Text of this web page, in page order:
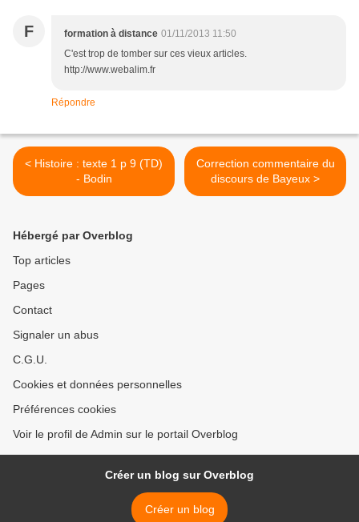
F formation à distance 01/11/2013 11:50
C'est trop de tomber sur ces vieux articles.
http://www.webalim.fr
Répondre
< Histoire : texte 1 p 9 (TD)
- Bodin
Correction commentaire du
discours de Bayeux >
Hébergé par Overblog
Top articles
Pages
Contact
Signaler un abus
C.G.U.
Cookies et données personnelles
Préférences cookies
Voir le profil de Admin sur le portail Overblog
Créer un blog sur Overblog
Créer un blog